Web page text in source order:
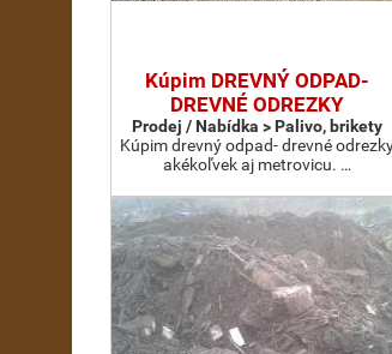
Kúpim DREVNÝ ODPAD-
DREVNÉ ODREZKY
Prodej / Nabídka > Palivo, brikety
Kúpim drevný odpad- drevné
akékoľvek aj metrovicu. …